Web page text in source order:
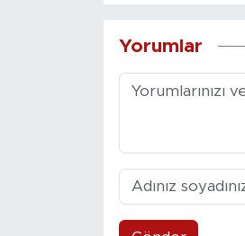
Yorumlar